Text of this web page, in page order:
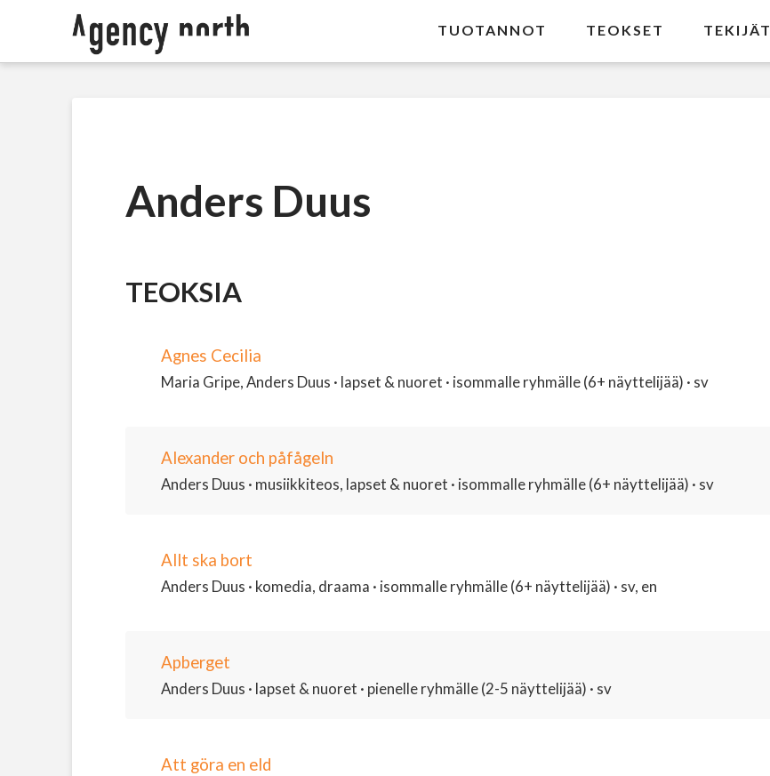
TUOTANNOT TEOKSET TEKIJÄT
Anders Duus
TEOKSIA
Agnes Cecilia
Maria Gripe, Anders Duus · lapset & nuoret · isommalle ryhmälle (6+ näyttelijää) · sv
Alexander och påfågeln
Anders Duus · musiikkiteos, lapset & nuoret · isommalle ryhmälle (6+ näyttelijää) · sv
Allt ska bort
Anders Duus · komedia, draama · isommalle ryhmälle (6+ näyttelijää) · sv, en
Apberget
Anders Duus · lapset & nuoret · pienelle ryhmälle (2-5 näyttelijää) · sv
Att göra en eld